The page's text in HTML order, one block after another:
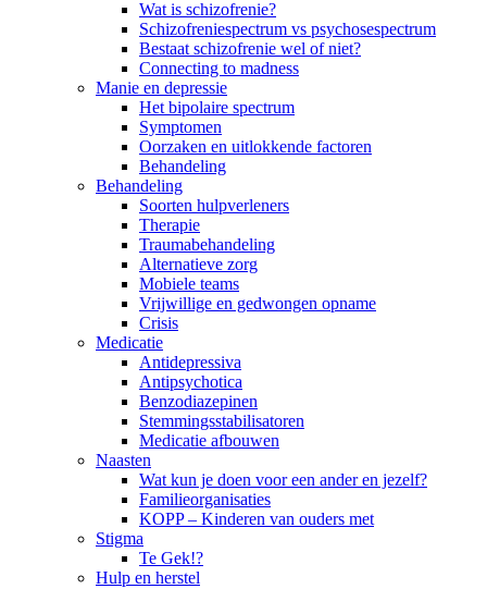
Wat is schizofrenie?
Schizofreniespectrum vs psychosespectrum
Bestaat schizofrenie wel of niet?
Connecting to madness
Manie en depressie
Het bipolaire spectrum
Symptomen
Oorzaken en uitlokkende factoren
Behandeling
Behandeling
Soorten hulpverleners
Therapie
Traumabehandeling
Alternatieve zorg
Mobiele teams
Vrijwillige en gedwongen opname
Crisis
Medicatie
Antidepressiva
Antipsychotica
Benzodiazepinen
Stemmingsstabilisatoren
Medicatie afbouwen
Naasten
Wat kun je doen voor een ander en jezelf?
Familieorganisaties
KOPP – Kinderen van ouders met
Stigma
Te Gek!?
Hulp en herstel